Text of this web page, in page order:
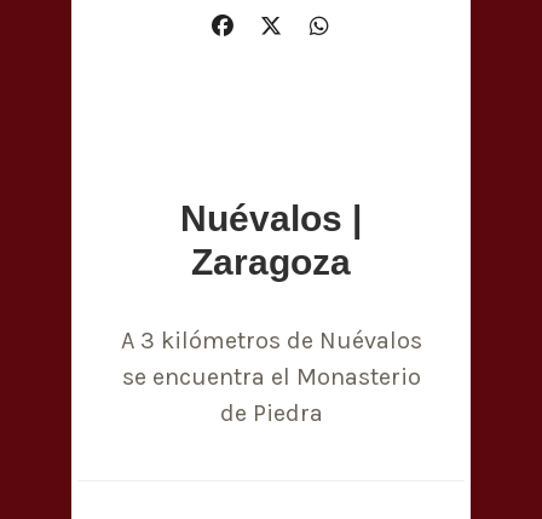
Nuévalos |
Zaragoza
A 3 kilómetros de Nuévalos
se encuentra el Monasterio
de Piedra